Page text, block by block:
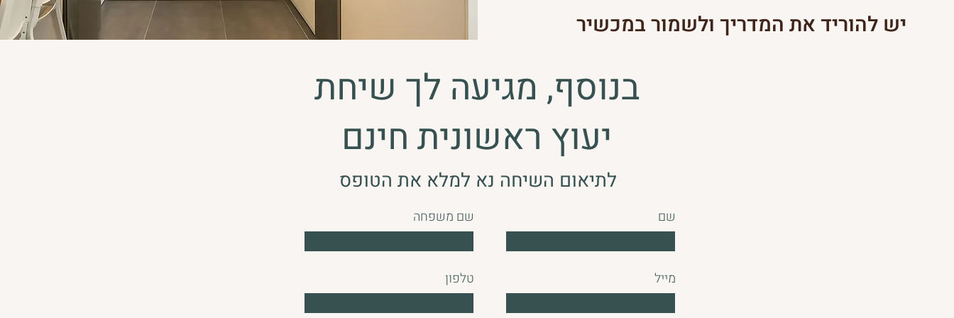
יש להוריד את המדריך ולשמור במכשיר
בנוסף, מגיעה לך שיחת
יעוץ ראשונית חינם
שם משפחה
טלפון
שם
מייל
לתיאום השיחה נא למלא את הטופס